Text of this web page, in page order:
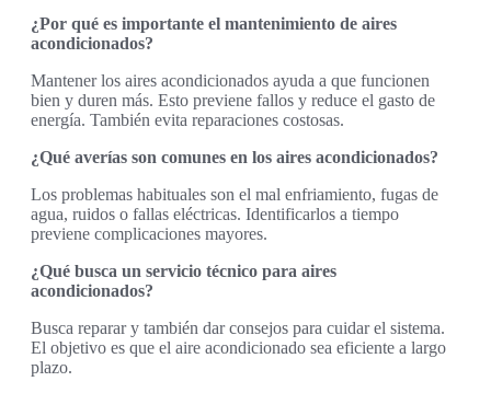
¿Por qué es importante el mantenimiento de aires
acondicionados?
Mantener los aires acondicionados ayuda a que funcionen
bien y duren más. Esto previene fallos y reduce el gasto de
energía. También evita reparaciones costosas.
¿Qué averías son comunes en los aires acondicionados?
Los problemas habituales son el mal enfriamiento, fugas de
agua, ruidos o fallas eléctricas. Identificarlos a tiempo
previene complicaciones mayores.
¿Qué busca un servicio técnico para aires
acondicionados?
Busca reparar y también dar consejos para cuidar el sistema.
El objetivo es que el aire acondicionado sea eficiente a largo
plazo.